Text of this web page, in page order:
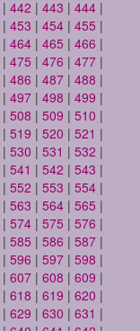
| 442 | 443 | 444 |
| 453 | 454 | 455 |
| 464 | 465 | 466 |
| 475 | 476 | 477 |
| 486 | 487 | 488 |
| 497 | 498 | 499 |
| 508 | 509 | 510 |
| 519 | 520 | 521 |
| 530 | 531 | 532 |
| 541 | 542 | 543 |
| 552 | 553 | 554 |
| 563 | 564 | 565 |
| 574 | 575 | 576 |
| 585 | 586 | 587 |
| 596 | 597 | 598 |
| 607 | 608 | 609 |
| 618 | 619 | 620 |
| 629 | 630 | 631 |